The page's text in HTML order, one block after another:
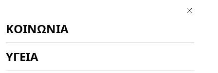
ΚΟΙΝΩΝΊΑ
ΥΓΕΊΑ